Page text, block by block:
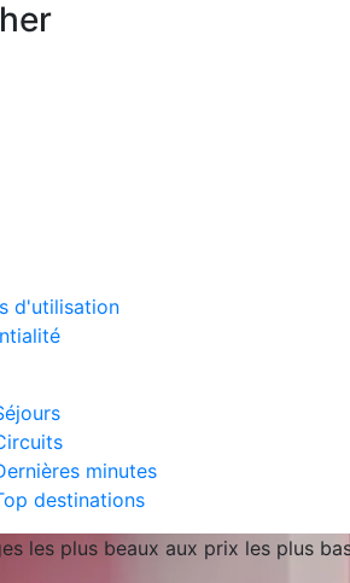
d'utilisation
minutes
destinations
les plus beaux aux prix les plus